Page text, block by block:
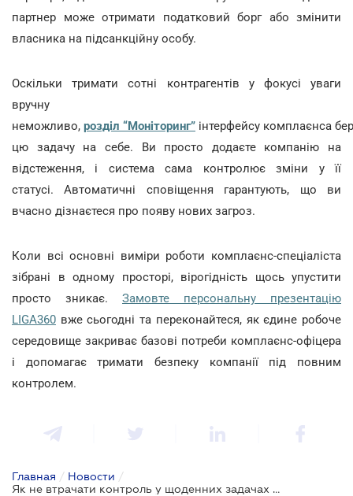
партнер може отримати податковий борг або змінити
власника на підсанкційну особу.
Оскільки тримати сотні контрагентів у фокусі уваги
вручну
неможливо, розділ “Моніторинг” інтерфейсу комплаєнса
цю задачу на себе. Ви просто додаєте компанію на
відстеження, і система сама контролює зміни у її
статусі. Автоматичні сповіщення гарантують, що ви
вчасно дізнаєтеся про появу нових загроз.
Коли всі основні виміри роботи комплаєнс-спеціаліста
зібрані в одному просторі, вірогідність щось упустити
просто зникає. Замовте персональну презентацію
LIGA360 вже сьогодні та переконайтеся, як єдине робоче
середовище закриває базові потреби комплаєнс-офіцера
і допомагає тримати безпеку компанії під повним
контролем.
Главная / Новости /
Як не втрачати контроль у щоденних задачах комплаєнса: 4 виміри роботи в одному просторі